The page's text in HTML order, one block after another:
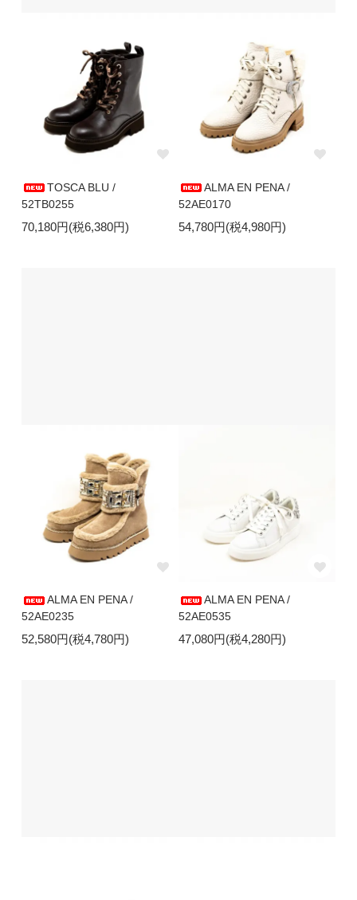
TOSCA BLU /
52TB0255
70,180円(税6,380円)
ALMA EN PENA /
52AE0170
54,780円(税4,980円)
ALMA EN PENA /
52AE0235
52,580円(税4,780円)
ALMA EN PENA /
52AE0535
47,080円(税4,280円)